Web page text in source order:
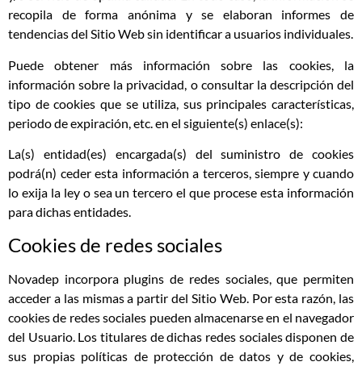
recopila de forma anónima y se elaboran informes de
tendencias del Sitio Web sin identificar a usuarios individuales.
Puede obtener más información sobre las cookies, la
información sobre la privacidad, o consultar la descripción del
tipo de cookies que se utiliza, sus principales características,
periodo de expiración, etc. en el siguiente(s) enlace(s):
La(s) entidad(es) encargada(s) del suministro de cookies
podrá(n) ceder esta información a terceros, siempre y cuando
lo exija la ley o sea un tercero el que procese esta información
para dichas entidades.
Cookies de redes sociales
Novadep incorpora plugins de redes sociales, que permiten
acceder a las mismas a partir del Sitio Web. Por esta razón, las
cookies de redes sociales pueden almacenarse en el navegador
del Usuario. Los titulares de dichas redes sociales disponen de
sus propias políticas de protección de datos y de cookies,